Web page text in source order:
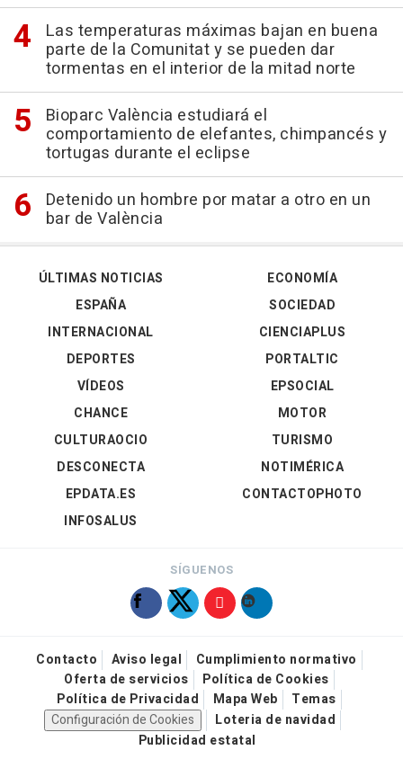
Las temperaturas máximas bajan en buena
parte de la Comunitat y se pueden dar
tormentas en el interior de la mitad norte
Bioparc València estudiará el
comportamiento de elefantes, chimpancés y
tortugas durante el eclipse
Detenido un hombre por matar a otro en un
bar de València
ÚLTIMAS NOTICIAS
ESPAÑA
INTERNACIONAL
DEPORTES
VÍDEOS
ECONOMÍA
SOCIEDAD
CIENCIAPLUS
PORTALTIC
EPSOCIAL
CHANCE
CULTURAOCIO
DESCONECTA
EPDATA.ES
INFOSALUS
MOTOR
TURISMO
NOTIMÉRICA
CONTACTOPHOTO
SÍGUENOS
Contacto Aviso legal
Cumplimiento normativo
Oferta de servicios
Política de Cookies
Política de Privacidad
Mapa Web
Temas
Configuración de Cookies
Loteria de navidad
Publicidad estatal